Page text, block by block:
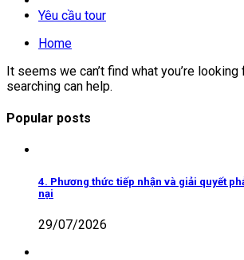
Yêu cầu tour
Home
It seems we can’t find what you’re looking
searching can help.
Popular posts
4. Phương thức tiếp nhận và giải quyết
nại
29/07/2026